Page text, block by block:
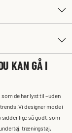
KAN GÅ I
de har lyst til – uden
Vi designer mode i
lige så godt, som
træningstøj,